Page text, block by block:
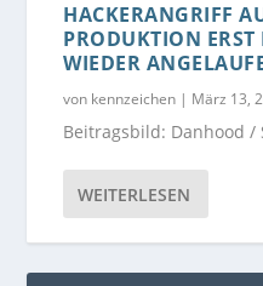
HACKERANGRIFF
PRODUKTION
WIEDER
von kennzeichen | März 13,
Beitragsbild: Danhood /
WEITERLESEN